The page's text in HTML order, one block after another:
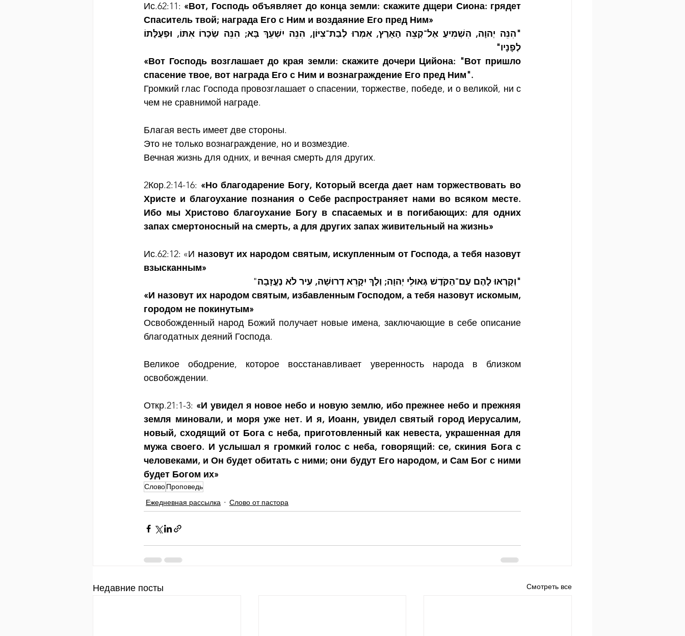
Ис.62:11: «Вот, Господь объявляет до конца земли: скажите дщери Сиона: грядет
Спаситель твой; награда Его с Ним и воздаяние Его пред Ним»
לְפָנָיו"
«Вот Господь возглашает до края земли: скажите дочери Цийона: "Вот пришло
спасение твое, вот награда Его с Ним и вознаграждение Его пред Ним".
Громкий глас Господа провозглашает о спасении, торжестве, победе, и о великой, ни с
чем не сравнимой награде.
Благая весть имеет две стороны.
Это не только вознаграждение, но и возмездие.
Вечная жизнь для одних, и вечная смерть для других.
2Кор.2:14-16: «Но благодарение Богу, Который всегда дает нам торжествовать во
Христе и благоухание познания о Себе распространяет нами во всяком месте.
Ибо мы Христово благоухание Богу в спасаемых и в погибающих: для одних
запах смертоносный на смерть, а для других запах живительный на жизнь»
Ис.62:12: «И назовут их народом святым, искупленным от Господа, а тебя назовут
взысканным»
"וְקָרְאוּ לָהֶם עַם־הַקֹּדֶשׁ גְּאוּלֵי יְהוָה; וְלָךְ יִקָּרֵא דְרוּשָׁה, עִיר לֹא נֶעֱזָבָה׃"
«И назовут их народом святым, избавленным Господом, а тебя назовут искомым,
городом не покинутым»
Освобожденный народ Божий получает новые имена, заключающие в себе описание
благодатных деяний Господа.
Великое ободрение, которое восстанавливает уверенность народа в близком
освобождении.
Откр.21:1-3: «И увидел я новое небо и новую землю, ибо прежнее небо и прежняя
земля миновали, и моря уже нет. И я, Иоанн, увидел святый город Иерусалим,
новый, сходящий от Бога с неба, приготовленный как невеста, украшенная для
мужа своего. И услышал я громкий голос с неба, говорящий: се, скиния Бога с
человеками, и Он будет обитать с ними; они будут Его народом, и Сам Бог с ними
будет Богом их»
СловоПроповедь
Ежедневная рассылка
Слово от пастора
Недавние посты Смотреть все